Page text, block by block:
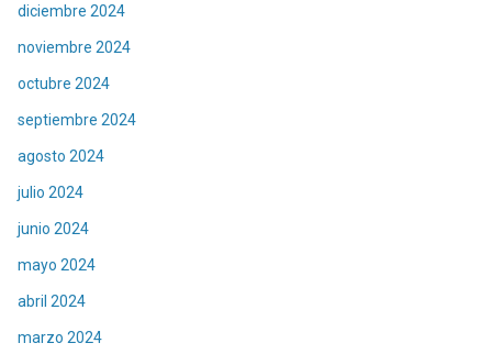
diciembre 2024
noviembre 2024
octubre 2024
septiembre 2024
agosto 2024
julio 2024
junio 2024
mayo 2024
abril 2024
marzo 2024